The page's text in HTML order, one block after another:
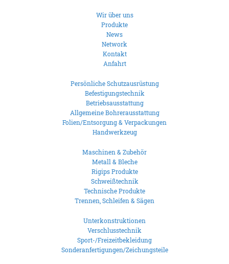
Wir über uns
Produkte
News
Network
Kontakt
Anfahrt
Persönliche Schutzausrüstung
Befestigungstechnik
Betriebsausstattung
Allgemeine Bohrerausstattung
Folien/Entsorgung & Verpackungen
Handwerkzeug
Maschinen & Zubehör
Metall & Bleche
Rigips Produkte
Schweißtechnik
Technische Produkte
Trennen, Schleifen & Sägen
Unterkonstruktionen
Verschlusstechnik
Sport-/Freizeitbekleidung
Sonderanfertigungen/Zeichungsteile